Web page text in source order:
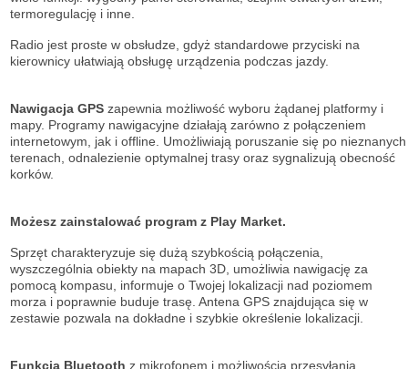
termoregulację i inne.
Radio jest proste w obsłudze, gdyż standardowe przyciski na
kierownicy ułatwiają obsługę urządzenia podczas jazdy.
Nawigacja GPS zapewnia możliwość wyboru żądanej platformy i
mapy. Programy nawigacyjne działają zarówno z połączeniem
internetowym, jak i offline. Umożliwiają poruszanie się po nieznanych
terenach, odnalezienie optymalnej trasy oraz sygnalizują obecność
korków.
Możesz zainstalować program z Play Market.
Sprzęt charakteryzuje się dużą szybkością połączenia,
wyszczególnia obiekty na mapach 3D, umożliwia nawigację za
pomocą kompasu, informuje o Twojej lokalizacji nad poziomem
morza i poprawnie buduje trasę. Antena GPS znajdująca się w
zestawie pozwala na dokładne i szybkie określenie lokalizacji.
Funkcja Bluetooth z mikrofonem i możliwością przesyłania